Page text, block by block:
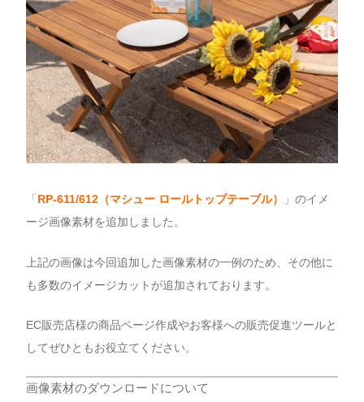
「 RP-611/612（マシュー ロールトップテーブル）
」のイメ
ージ画像素材を追加しました。
上記の画像は今回追加した画像素材の一例のため、その他に
も多数のイメージカットが追加されております。
EC販売店様の商品ページ作成やお客様への販売促進ツールと
してぜひともお役立てください。
画像素材のダウンロードについて